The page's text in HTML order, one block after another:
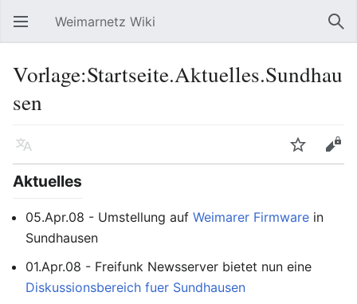
Hauptmenü öffnen Weimarnetz Wiki
Vorlage:Startseite.Aktuelles.Sundhau
sen
Sprache Beobachten Bearbeiten
Aktuelles
05.Apr.08 - Umstellung auf Weimarer Firmware in
Sundhausen
01.Apr.08 - Freifunk Newsserver bietet nun eine
Diskussionsbereich fuer Sundhausen